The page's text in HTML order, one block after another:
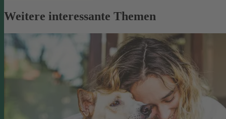
Weitere interessante Themen